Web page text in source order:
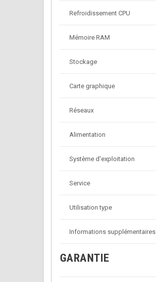
Refroidissement CPU
Mémoire RAM
Stockage
Carte graphique
Réseaux
Alimentation
Système d'exploitation
Service
Utilisation type
Informations supplémentaires
GARANTIE